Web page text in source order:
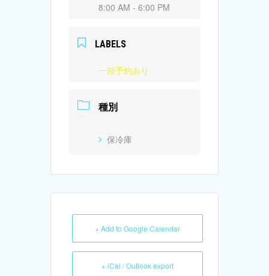
8:00 AM - 6:00 PM
LABELS
一部予約あり
種別
保冷庫
+ Add to Google Calendar
+ iCal / Outlook export